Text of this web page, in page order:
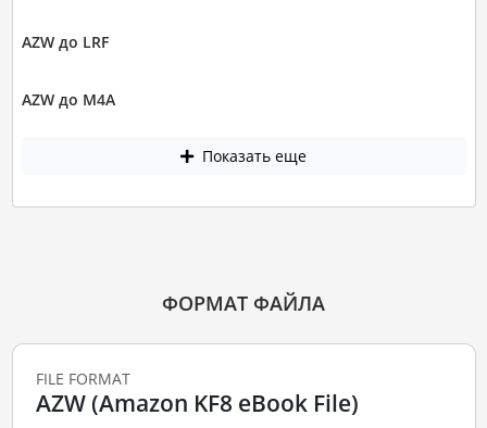
AZW до LRF
AZW до M4A
Показать еще
ФОРМАТ ФАЙЛА
FILE FORMAT
AZW (Amazon KF8 eBook File)